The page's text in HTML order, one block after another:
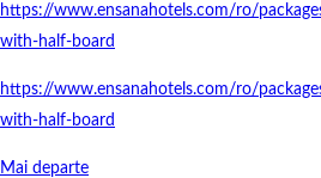
https://www.ensanahotels.com/ro/
with-half-board
https://www.ensanahotels.com/ro/
with-half-board
Mai departe